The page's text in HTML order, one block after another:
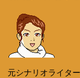
元シナリオライタ